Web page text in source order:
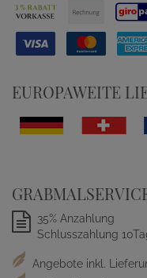
EUROPAWEITE
35% Anzahlung
Schlusszahlung
Angebote inkl.